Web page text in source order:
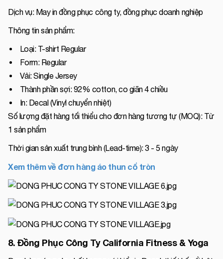
Dịch vụ: May in đồng phục công ty, đồng phục doanh nghiệp
Thông tin sản phẩm:
Loại: T-shirt Regular
Form: Regular
Vải: Single Jersey
Thành phần sợi: 92% cotton, co giãn 4 chiều
In: Decal (Vinyl chuyển nhiệt)
Số lượng đặt hàng tối thiểu cho đơn hàng tương tự (MOQ): Từ
1 sản phẩm
Thời gian sản xuất trung bình (Lead-time): 3 - 5 ngày
Xem thêm về đơn hàng áo thun cổ tròn
8. Đồng Phục Công Ty California Fitness & Yoga